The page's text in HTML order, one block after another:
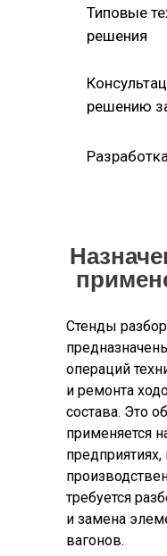
Типовые
решения
решению
Стенды
операций
и ремонта
состава. Это
применяется
требуется
и замена
вагонов.